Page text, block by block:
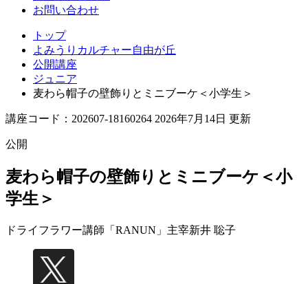
お問い合わせ
トップ
よみうりカルチャー自由が丘
公開講座
ジュニア
麦わら帽子の壁飾りとミニブーケ＜小学生＞
講座コード：202607-18160264 2026年7月14日 更新
公開
麦わら帽子の壁飾りとミニブーケ＜小
学生＞
ドライフラワー講師「RANUN」主宰新井 聡子